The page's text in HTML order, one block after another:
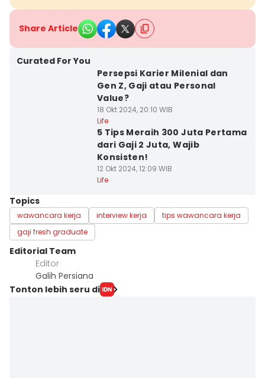
Share Article
Curated For You
Persepsi Karier Milenial dan
Gen Z, Gaji atau Personal
Value?
18 Okt 2024, 20:10 WIB
Life
5 Tips Meraih 300 Juta Pertama
dari Gaji 2 Juta, Wajib
Konsisten!
12 Okt 2024, 12:09 WIB
Life
Topics
wawancara kerja interview kerja
tips wawancara kerja
gaji fresh graduate
Editorial Team
Editor
Galih Persiana
Tonton lebih seru di